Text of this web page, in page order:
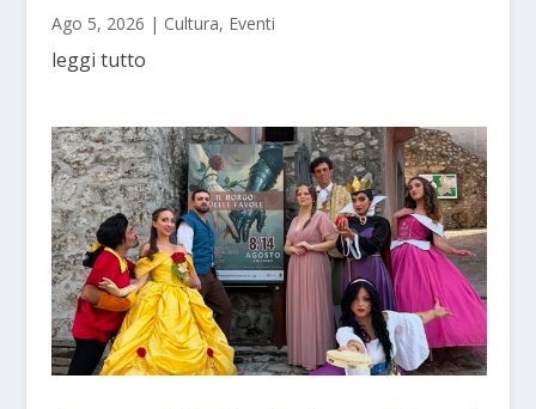
Ago 5, 2026 | Cultura, Eventi
leggi tutto